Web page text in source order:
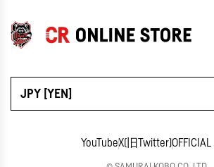
JPY [YEN]
YouTubeX(旧Twitter)